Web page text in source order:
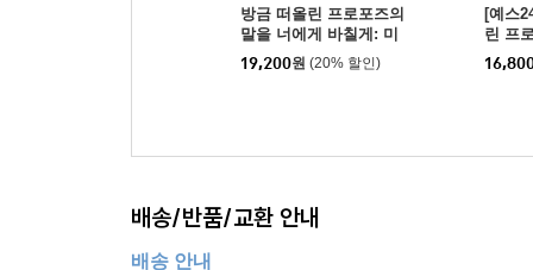
방금 떠올린 프로포즈의
말을 너에게 바칠게: 미
친사랑(확장) / 보드게임
19,200원 (20% 할인)
[예스
린 프
게 바
들(확
배송/반품/교환 안내
배송 안내